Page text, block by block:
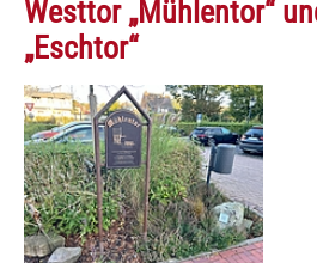
Westtor „Mühlentor“
„Eschtor“
Show larger version